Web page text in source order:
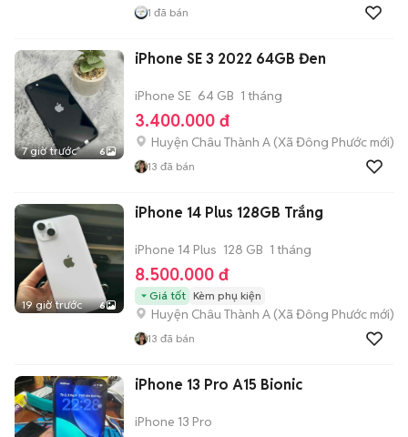
1 đã bán
7 giờ trước 6
iPhone SE 3 2022 64GB Đen
iPhone SE 64 GB 1 tháng
3.400.000 đ
Huyện Châu Thành A (Xã Đông Phước mới)
13 đã bán
19 giờ trước 6
iPhone 14 Plus 128GB Trắng
iPhone 14 Plus 128 GB 1 tháng
8.500.000 đ
Giá tốt Kèm phụ kiện
Huyện Châu Thành A (Xã Đông Phước mới)
13 đã bán
iPhone 13 Pro A15 Bionic
iPhone 13 Pro